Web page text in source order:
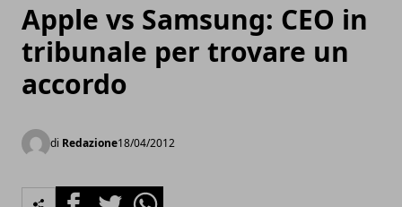
Apple vs Samsung: CEO in
tribunale per trovare un
accordo
di Redazione18/04/2012
FacebookTwitterWhatsapp